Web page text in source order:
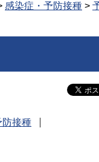
感染症・予防接種 >
防接種